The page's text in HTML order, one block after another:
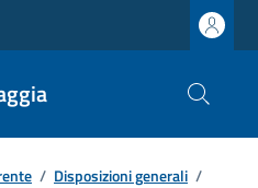
/ Disposizioni generali /